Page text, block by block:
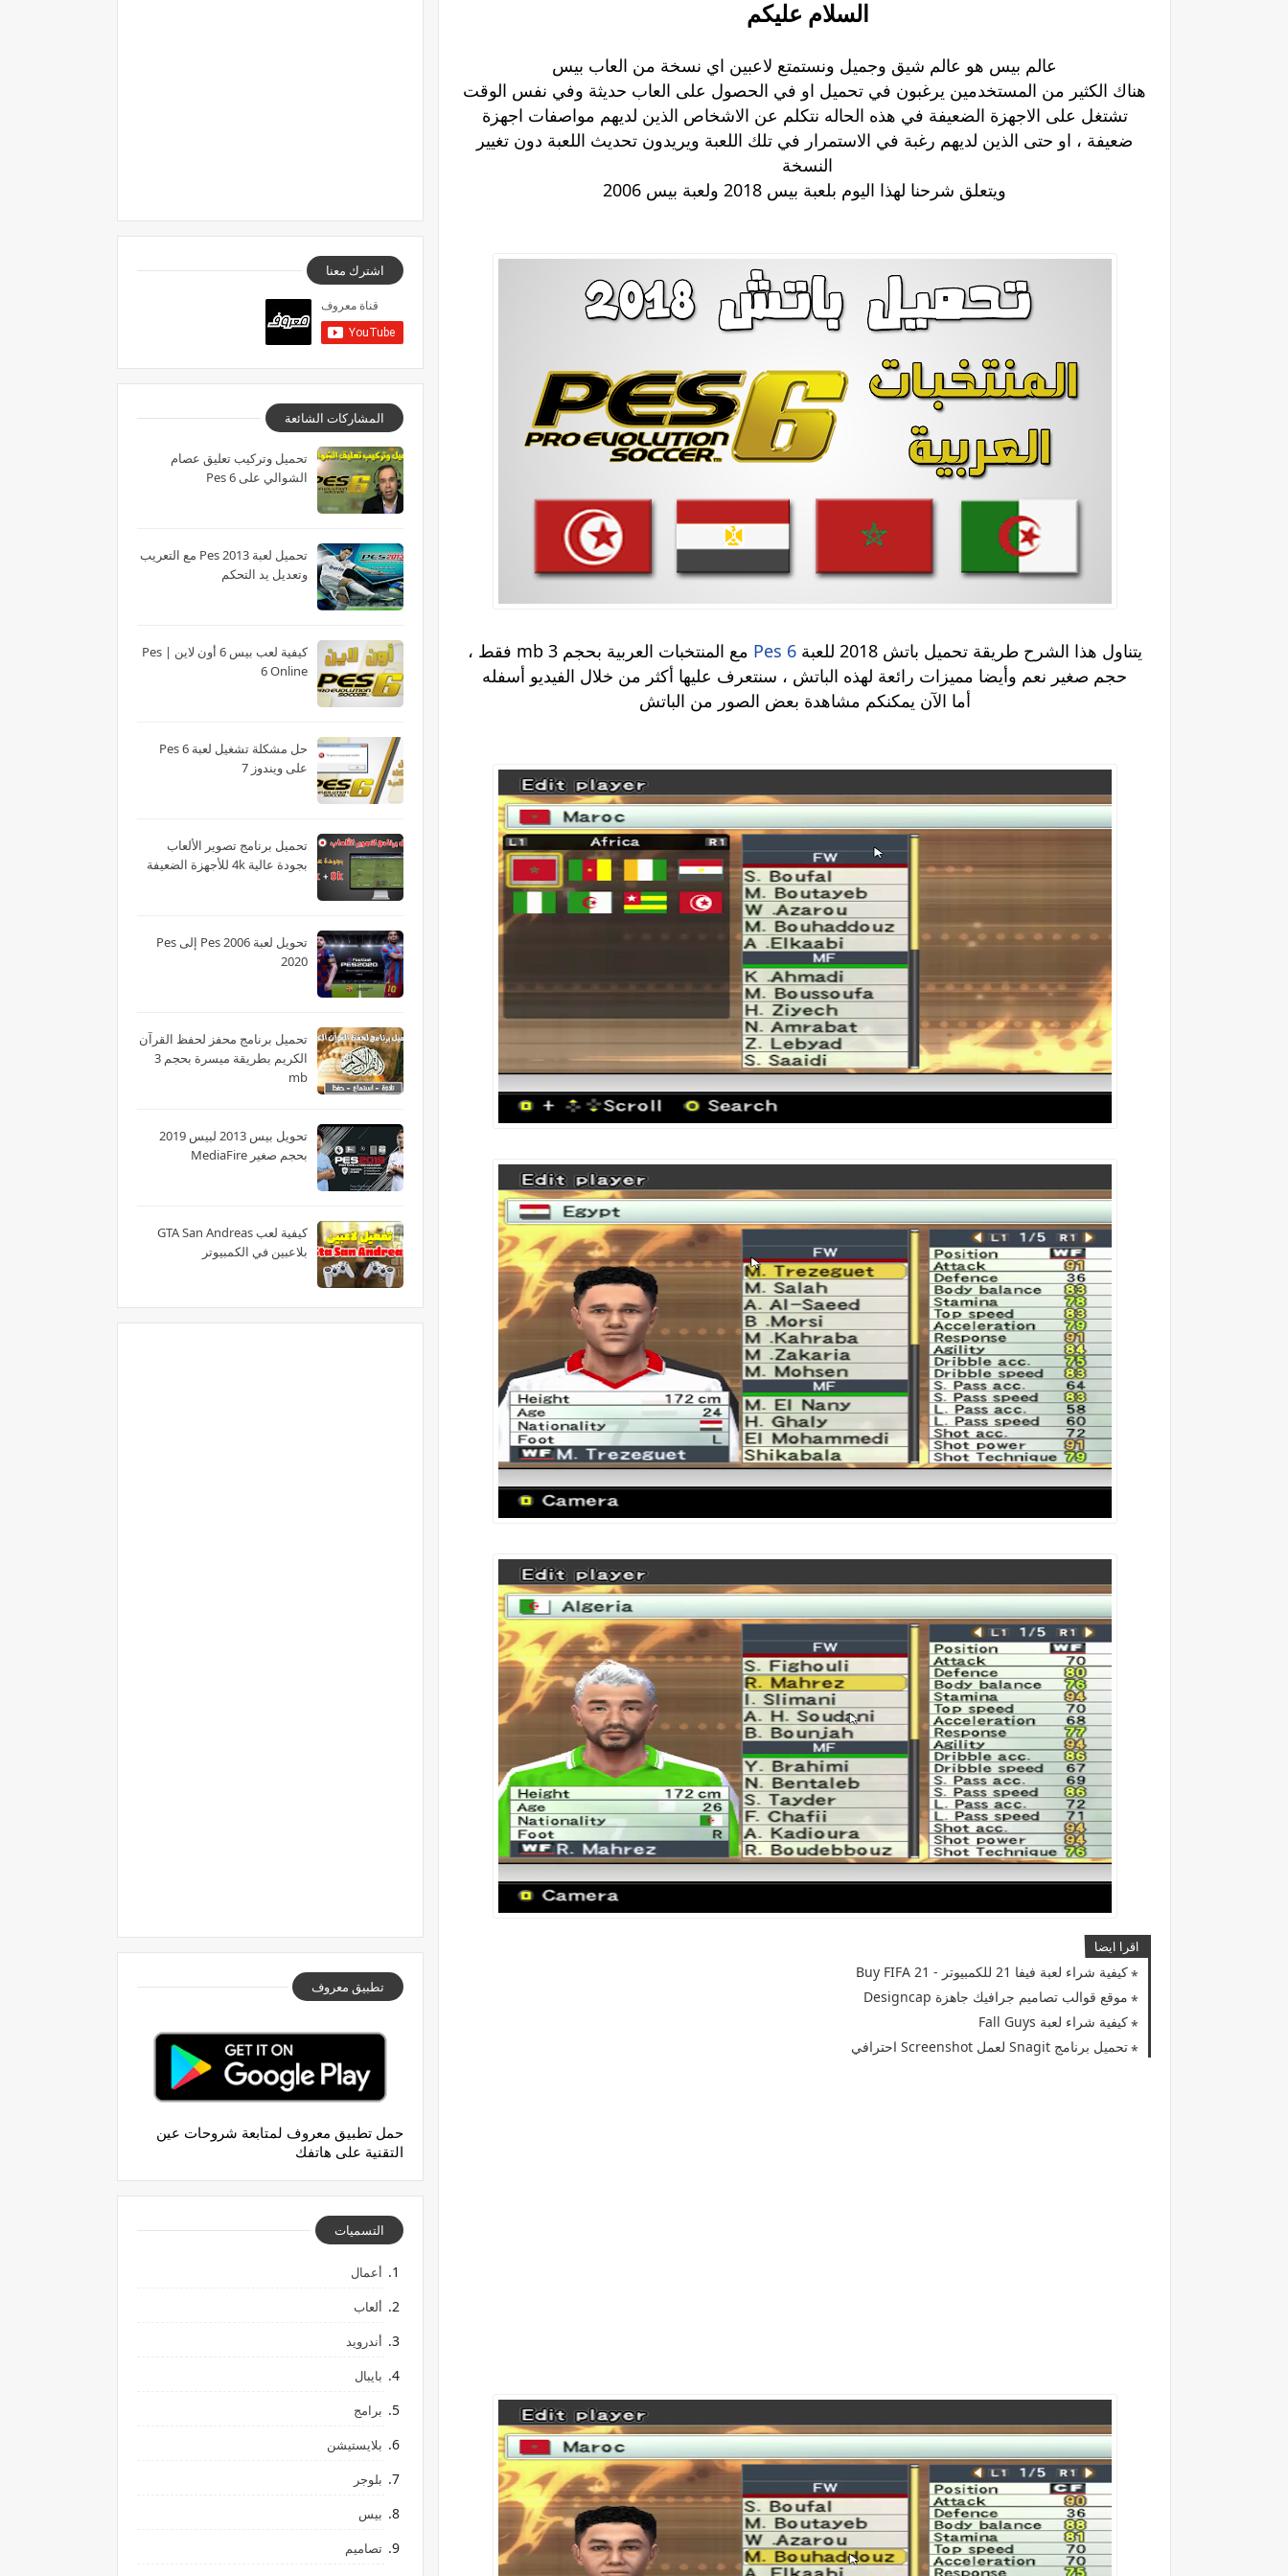
السلام عليكم
عالم بيس هو عالم شيق وجميل ونستمتع لاعبين اي نسخة من العاب بيس
هناك الكثير من المستخدمين يرغبون في تحميل او في الحصول على العاب حديثة وفي نفس الوقت
تشتغل على الاجهزة الضعيفة في هذه الحاله نتكلم عن الاشخاص الذين لديهم مواصفات اجهزة
ضعيفة ، او حتى الذين لديهم رغبة في الاستمرار في تلك اللعبة ويريدون تحديث اللعبة دون تغيير
النسخة
ويتعلق شرحنا لهذا اليوم بلعبة بيس 2018 ولعبة بيس 2006
يتناول هذا الشرح طريقة تحميل باتش 2018 للعبة Pes 6
مع المنتخبات العربية بحجم 3 mb فقط ،
حجم صغير نعم وأيضا مميزات رائعة لهذه الباتش ، سنتعرف عليها أكثر من خلال الفيديو أسفله
أما الآن يمكنكم مشاهدة بعض الصور من الباتش
اقرا ايضا
كيفية شراء لعبة فيفا 21 للكمبيوتر - Buy FIFA 21
موقع قوالب تصاميم جرافيك جاهزة Designcap
كيفية شراء لعبة Fall Guys
تحميل برنامج Snagit لعمل Screenshot احترافي
اشترك معنا
المشاركات الشائعة
تحميل وتركيب تعليق عصام
الشوالي على Pes 6
تحميل لعبة Pes 2013 مع التعريب
وتعديل يد التحكم
كيفية لعب بيس 6 أون لاين | Pes
6 Online
حل مشكلة تشغيل لعبة Pes 6
على ويندوز 7
تحميل برنامج تصوير الألعاب
بجودة عالية 4k للأجهزة الضعيفة
تحويل لعبة Pes 2006 إلى Pes
2020
تحميل برنامج محفز لحفظ القرآن
الكريم بطريقة ميسرة بحجم 3
mb
تحويل بيس 2013 لبيس 2019
بحجم صغير MediaFire
كيفية لعب GTA San Andreas
بلاعبين في الكمبيوتر
تطبيق معروف
حمل تطبيق معروف لمتابعة شروحات عين
التقنية على هاتفك
التسميات
أعمال
ألعاب
أندرويد
بايبال
برامج
بلايستيشن
بلوجر
بيس
تصاميم